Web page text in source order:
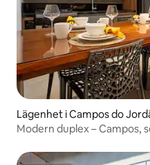
Lägenhet i Campos do
Modern duplex – Campos,